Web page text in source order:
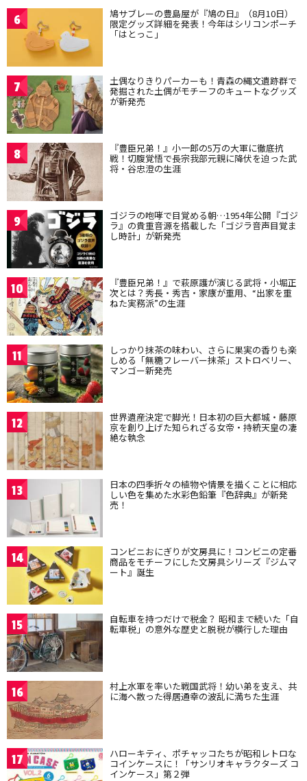
6 鳩サブレーの豊島屋が『鳩の日』（8月10日）
限定グッズ詳細を発表！今年はシリコンポーチ
「はとっこ」
7 土偶なりきりパーカーも！青森の縄文遺跡群で
発掘された土偶がモチーフのキュートなグッズ
が新発売
8 『豊臣兄弟！』小一郎の5万の大軍に徹底抗
戦！切腹覚悟で長宗我部元親に降伏を迫った武
将・谷忠澄の生涯
9 ゴジラの咆哮で目覚める朝…1954年公開『ゴジ
ラ』の貴重音源を搭載した「ゴジラ音声目覚ま
し時計」が新発売
10 『豊臣兄弟！』で萩原護が演じる武将・小堀正
次とは？秀長・秀吉・家康が重用、“出家を重
ねた実務派”の生涯
11 しっかり抹茶の味わい、さらに果実の香りも楽
しめる「無糖フレーバー抹茶」ストロベリー、
マンゴー新発売
12 世界遺産決定で脚光！日本初の巨大都城・藤原
京を創り上げた知られざる女帝・持統天皇の凄
絶な執念
13 日本の四季折々の植物や情景を描くことに相応
しい色を集めた水彩色鉛筆『色辞典』が新発
売！
14 コンビニおにぎりが文房具に！コンビニの定番
商品をモチーフにした文房具シリーズ『ジムマ
ート』誕生
15 自転車を持つだけで税金？ 昭和まで続いた「自
転車税」の意外な歴史と脱税が横行した理由
16 村上水軍を率いた戦国武将！幼い弟を支え、共
に海へ散った得居通幸の波乱に満ちた生涯
17 ハローキティ、ポチャッコたちが昭和レトロな
コインケースに！「サンリオキャラクターズ コ
インケース」第２弾